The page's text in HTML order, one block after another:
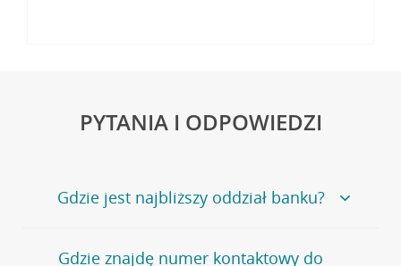
PYTANIA I ODPOWIEDZI
Gdzie jest najbliższy oddział banku?
Jeśli szukasz oddziału naszego banku, zapraszamy na
Gdzie znajdę numer kontaktowy do